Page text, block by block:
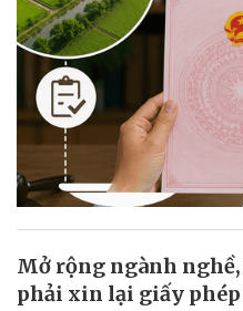
Mở rộng ngành
phải xin lại giấy